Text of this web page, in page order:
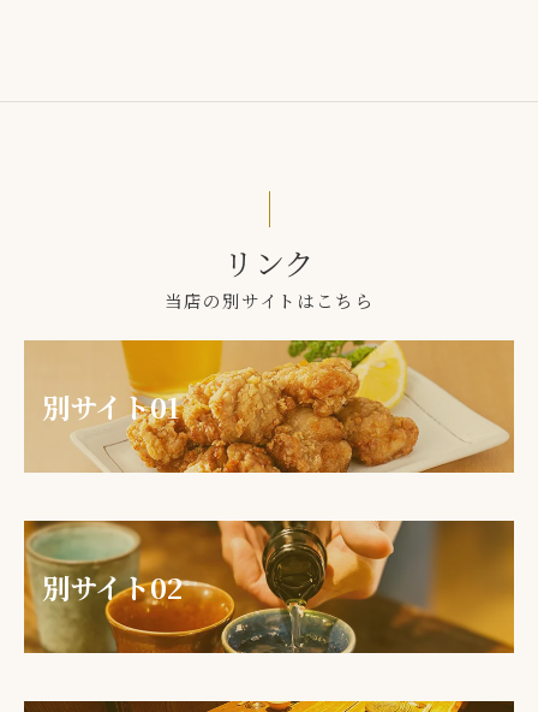
リンク
当店の別サイトはこちら
別サイト01
別サイト02